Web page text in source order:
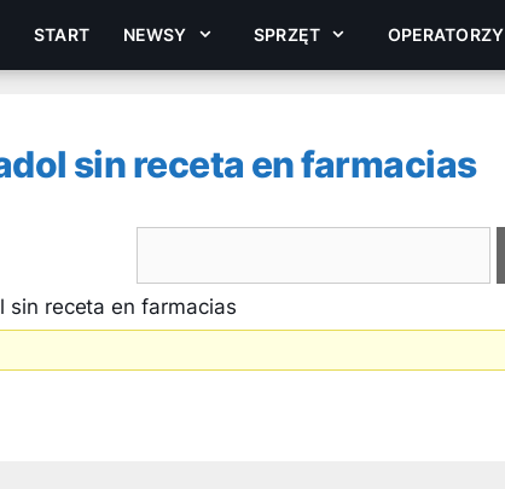
START NEWSY SPRZĘT OPERATORZY
sin receta en farmacias
sin receta en farmacias